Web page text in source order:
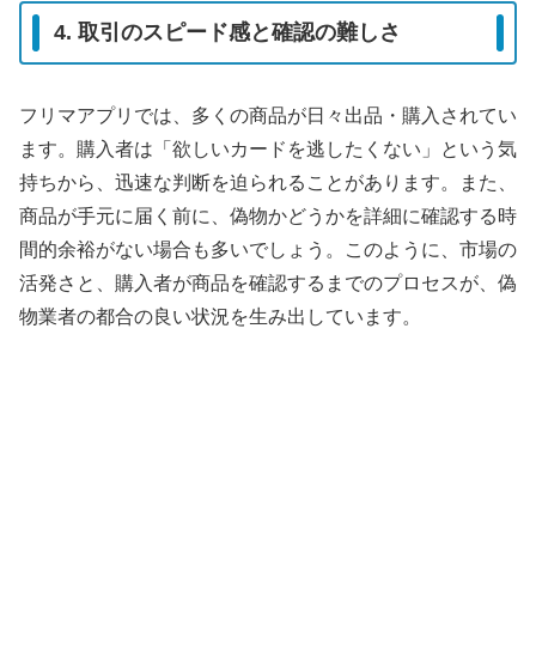
4. 取引のスピード感と確認の難しさ
フリマアプリでは、多くの商品が日々出品・購入されてい
ます。購入者は「欲しいカードを逃したくない」という気
持ちから、迅速な判断を迫られることがあります。また、
商品が手元に届く前に、偽物かどうかを詳細に確認する時
間的余裕がない場合も多いでしょう。このように、市場の
活発さと、購入者が商品を確認するまでのプロセスが、偽
物業者の都合の良い状況を生み出しています。